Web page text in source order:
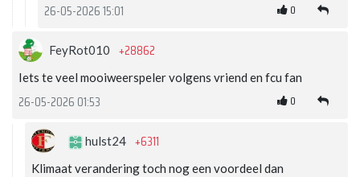
26-05-2026 15:01 0
FeyRot010 +28862
Iets te veel mooiweerspeler volgens vriend en fcu fan
26-05-2026 01:53 0
hulst24 +6311
Klimaat verandering toch nog een voordeel dan